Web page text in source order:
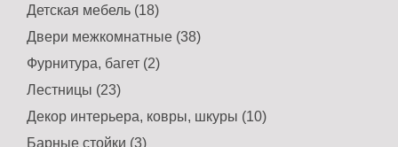
Детская мебель (18)
Двери межкомнатные (38)
Фурнитура, багет (2)
Лестницы (23)
Декор интерьера, ковры, шкуры (10)
Барные стойки (3)